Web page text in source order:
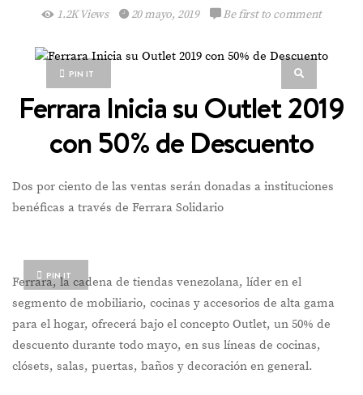
1.2K Views 20 mayo, 2019 Be first to comment
PIN IT
Ferrara Inicia su Outlet 2019
con 50% de Descuento
Dos por ciento de las ventas serán donadas a instituciones
benéficas a través de Ferrara Solidario
PIN IT
Ferrara, la cadena de tiendas venezolana, líder en el
segmento de mobiliario, cocinas y accesorios de alta gama
para el hogar, ofrecerá bajo el concepto Outlet, un 50% de
descuento durante todo mayo, en sus líneas de cocinas,
clósets, salas, puertas, baños y decoración en general.